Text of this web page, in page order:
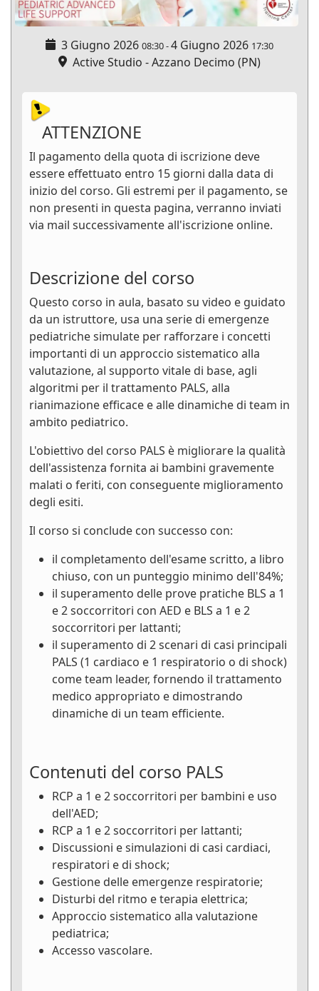
3 Giugno 2026 08:30-4 Giugno 2026 17:30
Active Studio - Azzano Decimo (PN)
ATTENZIONE
Il pagamento della quota di iscrizione deve
essere effettuato entro 15 giorni dalla data di
inizio del corso. Gli estremi per il pagamento, se
non presenti in questa pagina, verranno inviati
via mail successivamente all'iscrizione online.
Descrizione del corso
Questo corso in aula, basato su video e guidato
da un istruttore, usa una serie di emergenze
pediatriche simulate per rafforzare i concetti
importanti di un approccio sistematico alla
valutazione, al supporto vitale di base, agli
algoritmi per il trattamento PALS, alla
rianimazione efficace e alle dinamiche di team in
ambito pediatrico.
L'obiettivo del corso PALS è migliorare la qualità
dell'assistenza fornita ai bambini gravemente
malati o feriti, con conseguente miglioramento
degli esiti.
Il corso si conclude con successo con:
il completamento dell'esame scritto, a libro
chiuso, con un punteggio minimo dell'84%;
il superamento delle prove pratiche BLS a 1
e 2 soccorritori con AED e BLS a 1 e 2
soccorritori per lattanti;
il superamento di 2 scenari di casi principali
PALS (1 cardiaco e 1 respiratorio o di shock)
come team leader, fornendo il trattamento
medico appropriato e dimostrando
dinamiche di un team efficiente.
Contenuti del corso PALS
RCP a 1 e 2 soccorritori per bambini e uso
dell'AED;
RCP a 1 e 2 soccorritori per lattanti;
Discussioni e simulazioni di casi cardiaci,
respiratori e di shock;
Gestione delle emergenze respiratorie;
Disturbi del ritmo e terapia elettrica;
Approccio sistematico alla valutazione
pediatrica;
Accesso vascolare.